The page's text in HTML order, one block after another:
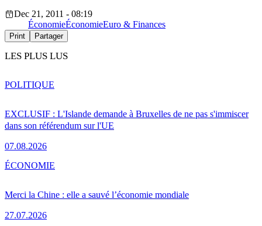
Dec 21, 2011 - 08:19
ÉconomieÉconomieEuro & Finances
Print Partager
LES PLUS LUS
EXCLUSIF : L'Islande demande à Bruxelles de ne pas s'immiscer
dans son référendum sur l'UE
07.08.2026
POLITIQUE
Merci la Chine : elle a sauvé l’économie mondiale
27.07.2026
ÉCONOMIE